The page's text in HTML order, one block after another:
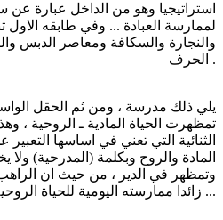
استراتيجيا وهو من الداخل عبارة عن
لممارسة العبادة ... وفي طابقه الاول
والنجارة والسكافة ومعاصر الدبس
الحرف .
يلي ذلك مدرسة ، ومن ثم الحقل
تمظهرت الحياة المادية ـ الروحية ،
الثنائية التي تعني في اساسها
المادة والروح وبكلمة (المدرحية) ولا
وتمظهر في الدير ، من حيث ان
زائدا ممارسته اليومية للحياة الروحية ...